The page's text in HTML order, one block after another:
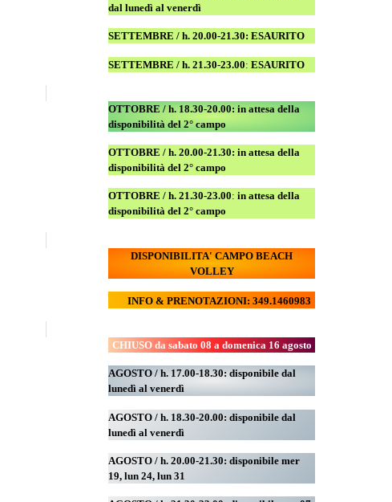
dal lunedì al venerdì
SETTEMBRE / h. 20.00-21.30: ESAURITO
SETTEMBRE / h. 21.30-23.00:ESAURITO
OTTOBRE / h. 18.30-20.00:in attesa della
disponibilità del 2° campo
OTTOBRE / h. 20.00-21.30:in attesa della
disponibilità del 2° campo
OTTOBRE / h. 21.30-23.00:in attesa della
disponibilità del 2° campo
DISPONIBILITA' CAMPO BEACH
VOLLEY
INFO & PRENOTAZIONI: 349.1460983
CHIUSO da sabato 08 a domenica 16 agosto
AGOSTO / h. 17.00-18.30: disponibile dal
lunedì al venerdì
AGOSTO / h. 18.30-20.00: disponibile dal
lunedì al venerdì
AGOSTO / h. 20.00-21.30: disponibile mer
19, lun 24, lun 31